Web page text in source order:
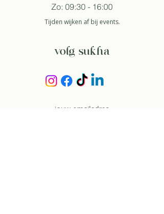
Zo: 09:30 - 16:00
Tijden wijken af bij events.
volg sukha